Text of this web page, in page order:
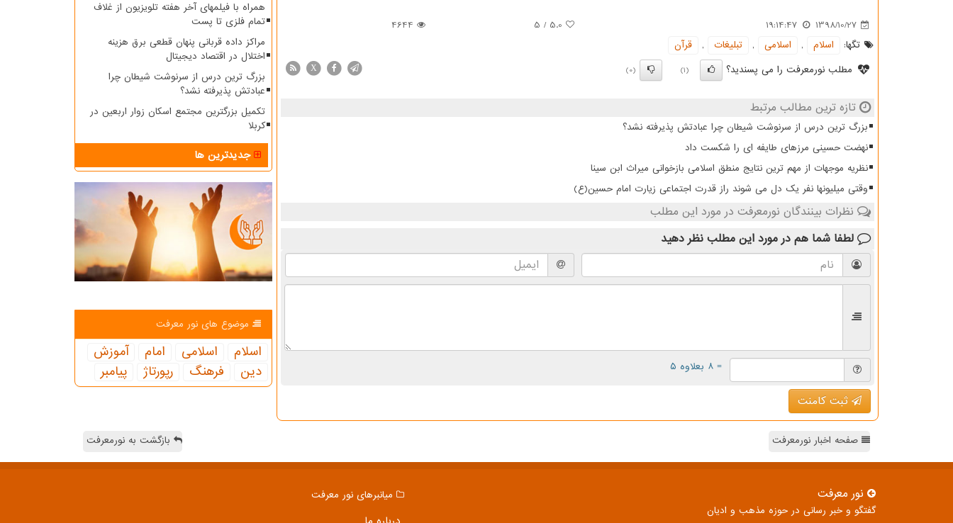
1398/10/27
19:14:47
5.0
/
5
4644
تگها:
اسلام , اسلامی , تبلیغات ,
قرآن
مطلب نورمعرفت را می پسندید؟
(1)
(0)
X
تازه ترین مطالب مرتبط
بزرگ ترین درس از سرنوشت شیطان چرا عبادتش پذیرفته نشد؟
نهضت حسینی مرزهای طایفه ای را شکست داد
نظریه موجهات از مهم ترین نتایج منطق اسلامی بازخوانی میراث ابن سینا
وقتی میلیونها نفر یک دل می شوند راز قدرت اجتماعی زیارت امام حسین(ع)
نظرات بینندگان نورمعرفت در مورد این مطلب
لطفا شما هم در مورد این مطلب نظر دهید
= ۸ بعلاوه ۵
ثبت کامنت
همراه با فیلمهای آخر هفته تلویزیون از غلاف
تمام فلزی تا پست
مراکز داده قربانی پنهان قطعی برق هزینه
اختلال در اقتصاد دیجیتال
بزرگ ترین درس از سرنوشت شیطان چرا
عبادتش پذیرفته نشد؟
تکمیل بزرگترین مجتمع اسکان زوار اربعین در
کربلا
جدیدترین ها
موضوع های نور معرفت
اسلام اسلامی امام
آموزش
دین
فرهنگ رپورتاژ پیامبر
صفحه اخبار نورمعرفت بازگشت به نورمعرفت
نور معرفت
گفتگو و خبر رسانی در حوزه مذهب و ادیان
میانبرهای نور معرفت